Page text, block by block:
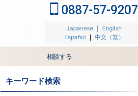
0887-57-9207
Japanese ｜ English
Español ｜ 中文（繁）
相談する
キーワード検索